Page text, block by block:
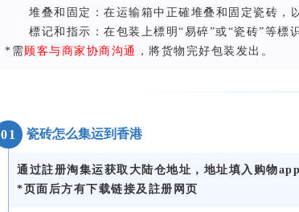
堆叠和固定：在运输箱中正確堆叠和固定瓷砖，
標记和指示：在包装上標明“易碎”或“瓷砖”等標
*需 顾客与商家协商沟通 ，將货物完好包装发出。
01 瓷砖怎么集运到香港
通过註册淘集运获取大陆仓地址，地址填入购物
*页面后方有下载链接及註册网页